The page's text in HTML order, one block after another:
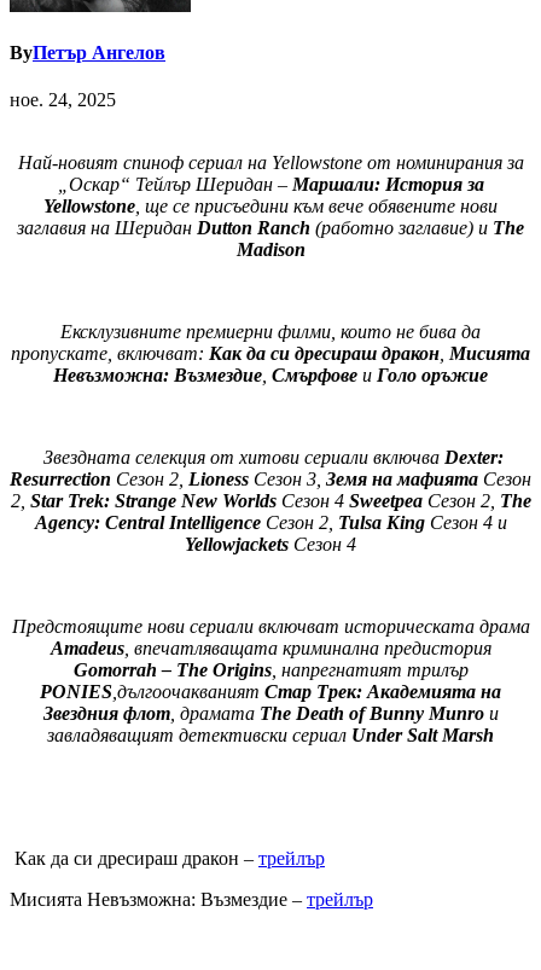
ByПетър Ангелов
ное. 24, 2025
Най-новият спиноф сериал на Yellowstone от номинирания за
„Оскар“ Тейлър Шеридан –Маршали: История за
Yellowstone, ще се присъедини към вече обявените нови
заглавия на Шеридан Dutton Ranch (работно заглавие) и The
Madison
Ексклузивните премиерни филми, които не бива да
пропускате, включват: Как да си дресираш дракон,Мисията
Невъзможна: Възмездие, Смърфове и Голо оръжие
Звездната селекция от хитови сериали включва Dexter:
Resurrection Сезон 2, Lioness Сезон 3, Земя на мафията Сезон
2, Star Trek: Strange New WorldsСезон 4 SweetpeaСезон 2, The
Agency: Central IntelligenceСезон 2, Tulsa KingСезон 4 и
Yellowjackets Сезон 4
Предстоящите нови сериали включват историческата драма
Amadeus, впечатляващата криминална предистория
Gomorrah – The Origins, напрегнатият трилър
PONIES,дългоочакваният Стар Трек: Академията на
Звездния флот, драмата The Death of Bunny Munro и
завладяващият детективски сериал Under Salt Marsh
Как да си дресираш дракон – трейлър
Мисията Невъзможна: Възмездие – трейлър